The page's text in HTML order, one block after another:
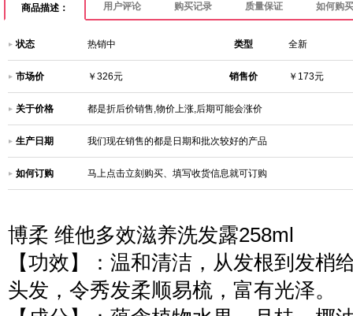
商品描述： 用户评论 购买记录 质量保证 如何购
状态 热销中 类型 全新
市场价 ￥326元 销售价 ￥173元
关于价格 都是折后价销售,物价上涨,后期可能会涨价
生产日期 我们现在销售的都是日期和批次较好的产品
如何订购 马上点击立刻购买、填写收货信息就可订购
博柔 维他多效滋养洗发露258ml
【功效】：温和清洁，从发根到发梢
头发，令秀发柔顺易梳，富有光泽。